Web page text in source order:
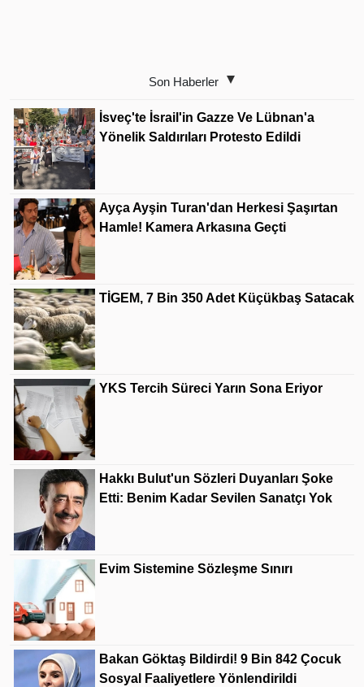
Son Haberler
İsveç'te İsrail'in Gazze Ve Lübnan'a
Yönelik Saldırıları Protesto Edildi
Ayça Ayşin Turan'dan Herkesi Şaşırtan
Hamle! Kamera Arkasına Geçti
TİGEM, 7 Bin 350 Adet Küçükbaş Satacak
YKS Tercih Süreci Yarın Sona Eriyor
Hakkı Bulut'un Sözleri Duyanları Şoke
Etti: Benim Kadar Sevilen Sanatçı Yok
Evim Sistemine Sözleşme Sınırı
Bakan Göktaş Bildirdi! 9 Bin 842 Çocuk
Sosyal Faaliyetlere Yönlendirildi